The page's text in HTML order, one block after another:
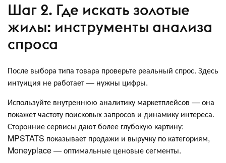
Шаг 2. Где искать золотые
жилы: инструменты анализа
спроса
После выбора типа товара проверьте реальный спрос. Здесь
интуиция не работает — нужны цифры.
Используйте внутреннюю аналитику маркетплейсов — она
покажет частоту поисковых запросов и динамику интереса.
Сторонние сервисы дают более глубокую картину:
MPSTATS показывает продажи и выручку по категориям,
Moneyplace — оптимальные ценовые сегменты.